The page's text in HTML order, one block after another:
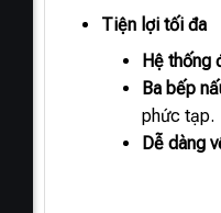
Tiện lợi tối đa
Hệ thống
Ba bếp
phức tạp.
Dễ dàng